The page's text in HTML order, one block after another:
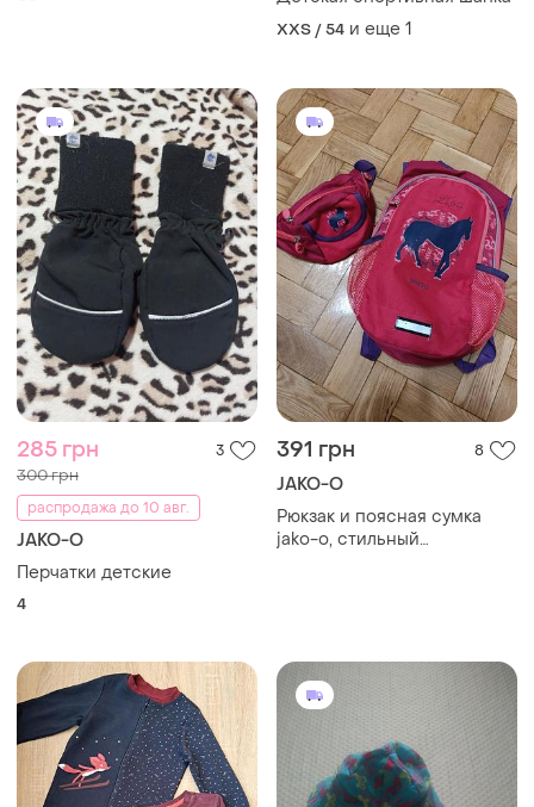
XXS / 54 и еще 1
285 грн 3
300 грн
распродажа до 10 авг.
JAKO-O
Перчатки детские
4
391 грн 8
JAKO-O
Рюкзак и поясная сумка
jako-о, стильный